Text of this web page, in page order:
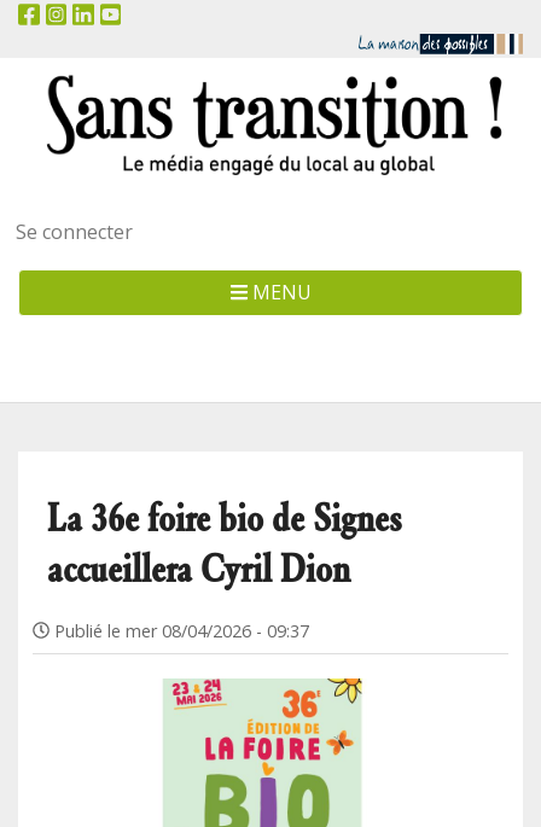
Menu
utilisateur
Se connecter
MENU
La 36e foire bio de Signes
accueillera Cyril Dion
Publié le mer 08/04/2026 - 09:37